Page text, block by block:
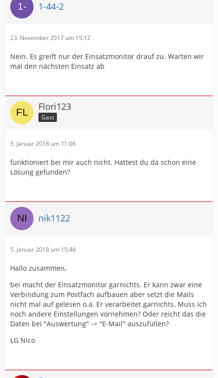
1-44-2
23. November 2017 um 15:12
Nein. Es greift nur der Einsatzmonitor drauf zu. Warten wir
mal den nächsten Einsatz ab
Flori123
Gast
5. Januar 2018 um 11:06
funktioniert bei mir auch nicht. Hattest du da schon eine
Lösung gefunden?
nik1122
5. Januar 2018 um 15:46
Hallo zusammen,
bei macht der Einsatzmonitor garnichts. Er kann zwar eine
Verbindung zum Postfach aufbauen aber setzt die Mails
nicht mal auf gelesen o.ä. Er verarbeitet garnichts. Muss ich
noch andere Einstellungen vornehmen? Oder reicht das die
Daten bei "Auswertung" -> "E-Mail" auszufüllen?
LG NIco